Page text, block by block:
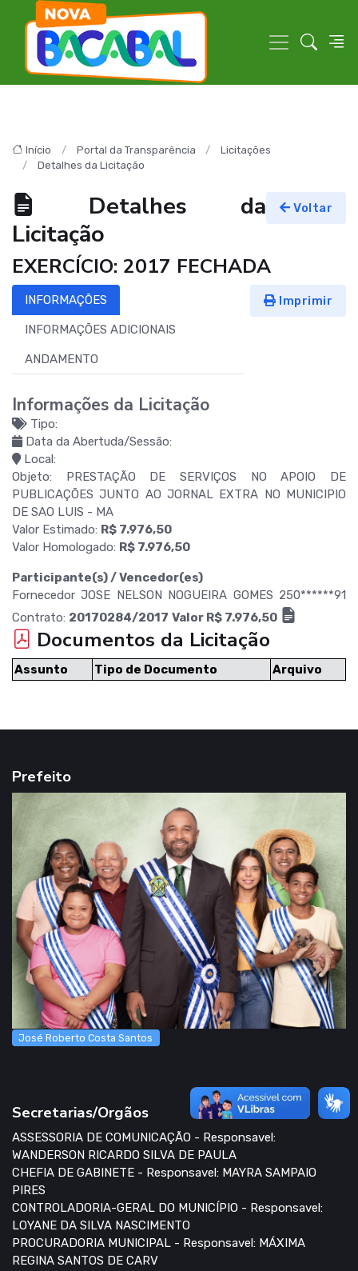
Início Portal da Transparência
Licitações
Detalhes da Licitação
Voltar
Detalhes da
Licitação
EXERCÍCIO: 2017 FECHADA
Imprimir
INFORMAÇÕES
INFORMAÇÕES ADICIONAIS
ANDAMENTO
Informações da Licitação
Tipo:
Data da Abertuda/Sessão:
Local:
Objeto: PRESTAÇÃO DE SERVIÇOS NO APOIO DE
PUBLICAÇÕES JUNTO AO JORNAL EXTRA NO MUNICIPIO
DE SAO LUIS - MA
Valor Estimado: R$ 7.976,50
Valor Homologado: R$ 7.976,50
Participante(s) / Vencedor(es)
Fornecedor JOSE NELSON NOGUEIRA GOMES 250******91
Contrato: 20170284/2017 Valor R$ 7.976,50
Documentos da Licitação
Assunto Tipo de Documento Arquivo
Prefeito
José Roberto Costa Santos
Secretarias/Orgãos
ASSESSORIA DE COMUNICAÇÃO - Responsavel:
WANDERSON RICARDO SILVA DE PAULA
CHEFIA DE GABINETE - Responsavel: MAYRA SAMPAIO
PIRES
CONTROLADORIA-GERAL DO MUNICÍPIO - Responsavel:
LOYANE DA SILVA NASCIMENTO
PROCURADORIA MUNICIPAL - Responsavel: MÁXIMA
REGINA SANTOS DE CARV